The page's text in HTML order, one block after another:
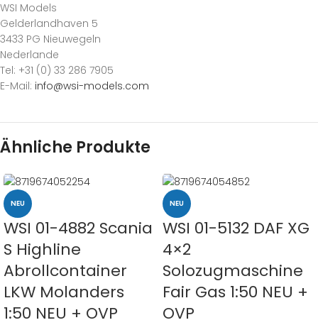
WSI Models
Gelderlandhaven 5
3433 PG Nieuwegeln
Nederlande
Tel: +31 (0) 33 286 7905
E-Mail: info@wsi-models.com
Ähnliche Produkte
NEU
WSI 01-4882 Scania
S Highline
Abrollcontainer
LKW Molanders
1:50 NEU + OVP
NEU
WSI 01-5132 DAF XG
4×2
Solozugmaschine
Fair Gas 1:50 NEU +
OVP